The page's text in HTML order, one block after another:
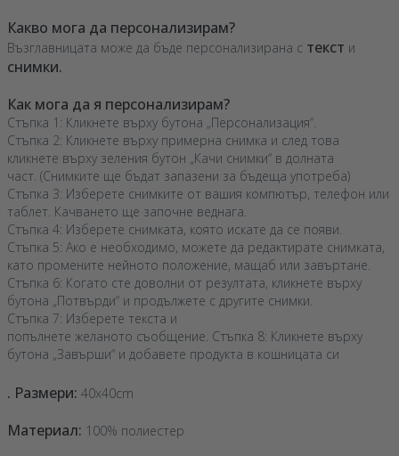
Какво мога да персонализирам?
Възглавницата може да бъде персонализирана с текст и
снимки.
Как мога да я персонализирам?
Стъпка 1: Кликнете върху бутона „Персонализация“.
Стъпка 2: Кликнете върху примерна снимка и след това
кликнете върху зеления бутон „Качи снимки“ в долната
част. (Снимките ще бъдат запазени за бъдеща употреба)
Стъпка 3: Изберете снимките от вашия компютър, телефон или
таблет. Качването ще започне веднага.
Стъпка 4: Изберете снимката, която искате да се появи.
Стъпка 5: Ако е необходимо, можете да редактирате снимката,
като промените нейното положение, мащаб или завъртане.
Стъпка 6: Когато сте доволни от резултата, кликнете върху
бутона „Потвърди“ и продължете с другите снимки.
Стъпка 7: Изберете текста и
попълнете желаното съобщение. Стъпка 8: Кликнете върху
бутона „Завърши“ и добавете продукта в кошницата си
. Размери: 40x40cm
Материал: 100% полиестер